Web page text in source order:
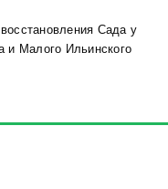
Сада у
и Малого Ильинского